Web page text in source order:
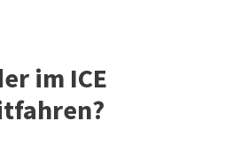
im ICE